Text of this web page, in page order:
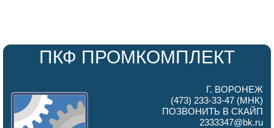
Г. ВОРОНЕЖ
(473) 233-33-47 (МНК)
ПОЗВОНИТЬ В СКАЙП
2333347@bk.ru
ПКФ ПРОМКОМПЛЕКТ